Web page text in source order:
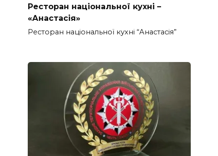
Ресторан національної кухні –
«Анастасія»
Ресторан національної кухні “Анастасія”